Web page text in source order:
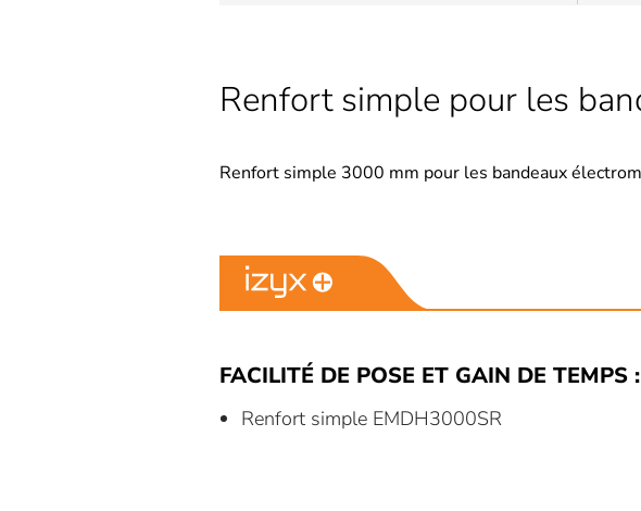
Renfort simple pour les
Renfort simple 3000 mm pour les bandeaux
FACILITÉ DE POSE ET GAIN DE TEMPS :
Renfort simple EMDH3000SR